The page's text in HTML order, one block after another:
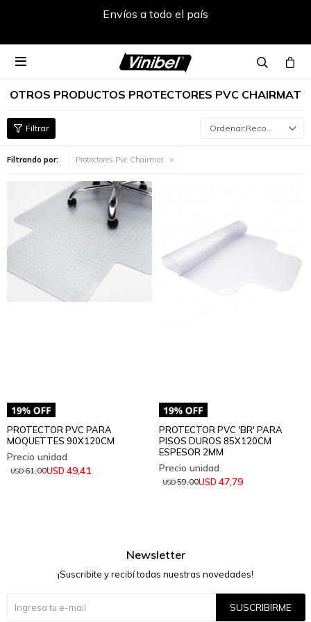
Envíos a todo el país

OTROS PRODUCTOS PROTECTORES PVC CHAIRMAT
Recomendados
Filtrando por: Protectores Pvc Chairmat
PROTECTOR PVC PARA
MOQUETTES 90X120CM
USD 49,41
USD61,00
PROTECTOR PVC 'BR' PARA
PISOS DUROS 85X120CM
ESPESOR 2MM
USD 47,79
USD59,00
Newsletter
¡Suscribite y recibí todas nuestras novedades!
SUSCRIBIRME